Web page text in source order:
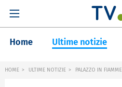
Home Ultime notizie
HOME ULTIME NOTIZIE PALAZZO IN